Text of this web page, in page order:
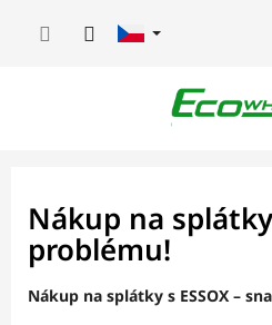
Nákup na
problému!
Nákup na splátky s ESSOX –